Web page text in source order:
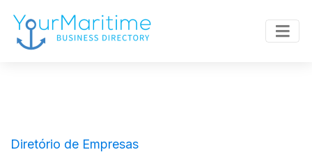
Diretório de Empresas